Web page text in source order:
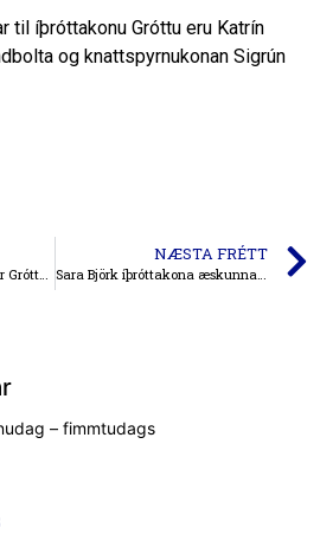
til íþróttakonu Gróttu eru Katrín
og knattspyrnukonan Sigrún
Kjartan Kári íþróttamaður Gróttu 2022
NÆSTA FRÉTT
Sara Björk íþróttakona æskunnar 2022
– fimmtudags